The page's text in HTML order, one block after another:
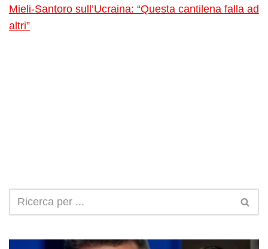
Mieli-Santoro sull’Ucraina: “Questa cantilena falla ad
altri”